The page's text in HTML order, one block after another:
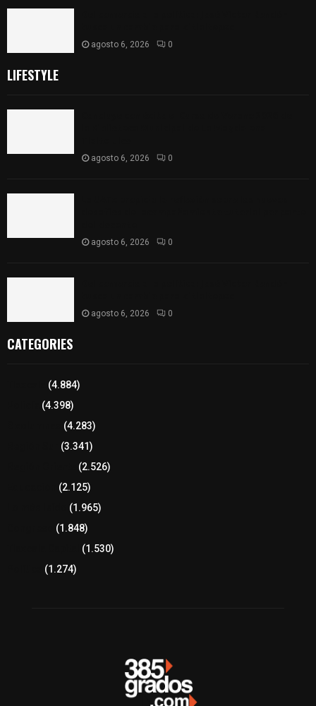
agosto 6, 2026 0
LIFESTYLE
agosto 6, 2026 0
agosto 6, 2026 0
agosto 6, 2026 0
CATEGORIES
(4.884)
(4.398)
(4.283)
(3.341)
(2.526)
(2.125)
(1.965)
(1.848)
(1.530)
(1.274)